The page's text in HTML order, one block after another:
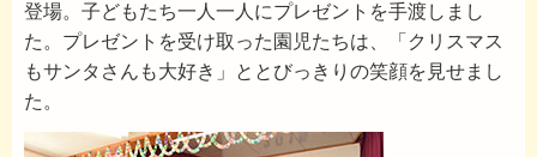
登場。子どもたち一人一人にプレゼントを手渡しまし
た。プレゼントを受け取った園児たちは、「クリスマス
もサンタさんも大好き」ととびっきりの笑顔を見せまし
た。